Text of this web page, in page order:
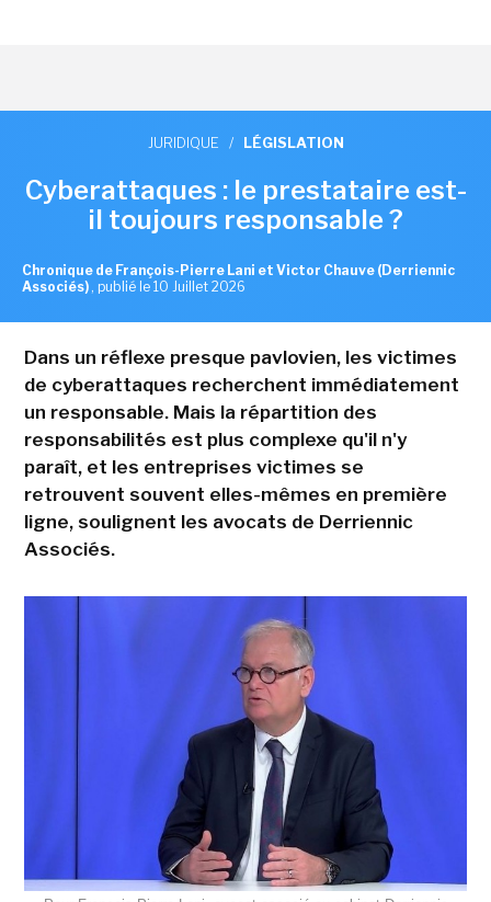
JURIDIQUE / LÉGISLATION
Cyberattaques : le prestataire est-
il toujours responsable ?
Chronique de François-Pierre Lani et Victor Chauve (Derriennic
Associés) , publié le 10 Juillet 2026
Dans un réflexe presque pavlovien, les victimes
de cyberattaques recherchent immédiatement
un responsable. Mais la répartition des
responsabilités est plus complexe qu'il n'y
paraît, et les entreprises victimes se
retrouvent souvent elles-mêmes en première
ligne, soulignent les avocats de Derriennic
Associés.